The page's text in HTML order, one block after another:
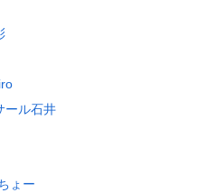
ール石井
ょー